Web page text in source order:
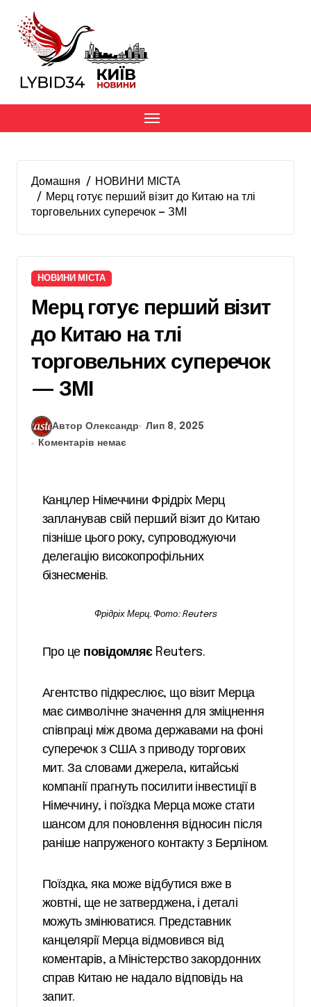
вмісту
Домашня
НОВИНИ МІСТА
Мерц готує перший візит до Китаю на тлі
торговельних суперечок — ЗМІ
НОВИНИ МІСТА
Мерц готує перший візит
до Китаю на тлі
торговельних суперечок
— ЗМІ
Автор Олександр
Лип 8, 2025
Коментарів немає
Канцлер Німеччини Фрідріх Мерц
запланував свій перший візит до Китаю
пізніше цього року, супроводжуючи
делегацію високопрофільних
бізнесменів.
Фрідріх Мерц. Фото: Reuters
Про це повідомляєReuters.
Агентство підкреслює, що візит Мерца
має символічне значення для зміцнення
співпраці між двома державами на фоні
суперечок з США з приводу торгових
мит. За словами джерела, китайські
компанії прагнуть посилити інвестиції в
Німеччину, і поїздка Мерца може стати
шансом для поновлення відносин після
раніше напруженого контакту з Берліном.
Поїздка, яка може відбутися вже в
жовтні, ще не затверджена, і деталі
можуть змінюватися. Представник
канцелярії Мерца відмовився від
коментарів, а Міністерство закордонних
справ Китаю не надало відповідь на
запит.